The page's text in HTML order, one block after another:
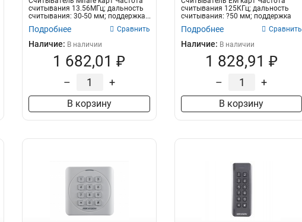
считывания 13.56МГц; дальность
считывания: 30-50 мм; поддержка...
Подробнее Сравнить
Наличие: В наличии
1 682,01 ₽
– +
В корзину
считывания 125КГц; дальность
считывания: ?50 мм; поддержка
протокол...
Подробнее Сравнить
Наличие: В наличии
1 828,91 ₽
– +
В корзину